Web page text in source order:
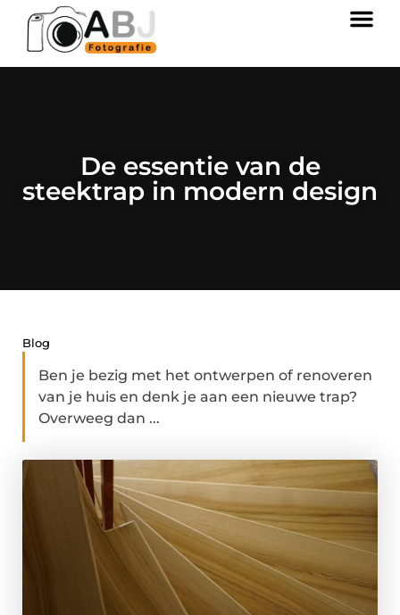
De essentie van de
steektrap in modern design
Blog
Ben je bezig met het ontwerpen of renoveren
van je huis en denk je aan een nieuwe trap?
Overweeg dan ...